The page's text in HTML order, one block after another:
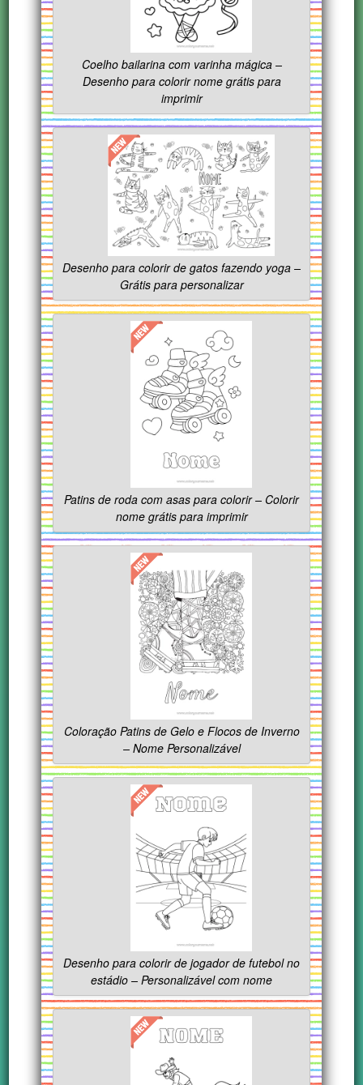
Coelho bailarina com varinha mágica –
Desenho para colorir nome grátis para
imprimir
Desenho para colorir de gatos fazendo yoga –
Grátis para personalizar
Patins de roda com asas para colorir – Colorir
nome grátis para imprimir
Coloração Patins de Gelo e Flocos de Inverno
– Nome Personalizável
Desenho para colorir de jogador de futebol no
estádio – Personalizável com nome